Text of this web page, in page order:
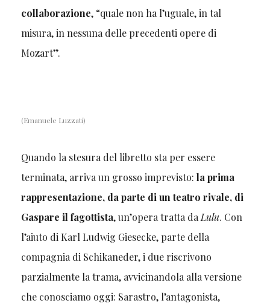
collaborazione, “quale non ha l’uguale, in tal
misura, in nessuna delle precedenti opere di
Mozart”.
(Emanuele Luzzati)
Quando la stesura del libretto sta per essere
terminata, arriva un grosso imprevisto: la prima
rappresentazione, da parte di un teatro rivale, di
Gaspare il fagottista, un’opera tratta da Lulu. Con
l’aiuto di Karl Ludwig Giesecke, parte della
compagnia di Schikaneder, i due riscrivono
parzialmente la trama, avvicinandola alla versione
che conosciamo oggi: Sarastro, l’antagonista,